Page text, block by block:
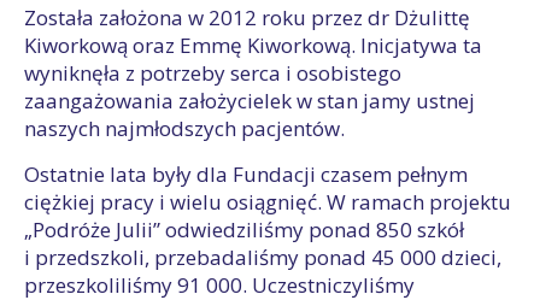
Została założona w 2012 roku przez dr Dżulittę
Kiworkową oraz Emmę Kiworkową. Inicjatywa ta
wyniknęła z potrzeby serca i osobistego
zaangażowania założycielek w stan jamy ustnej
naszych najmłodszych pacjentów.
Ostatnie lata były dla Fundacji czasem pełnym
ciężkiej pracy i wielu osiągnięć. W ramach projektu
„Podróże Julii” odwiedziliśmy ponad 850 szkół
i przedszkoli, przebadaliśmy ponad 45 000 dzieci,
przeszkoliliśmy 91 000. Uczestniczyliśmy